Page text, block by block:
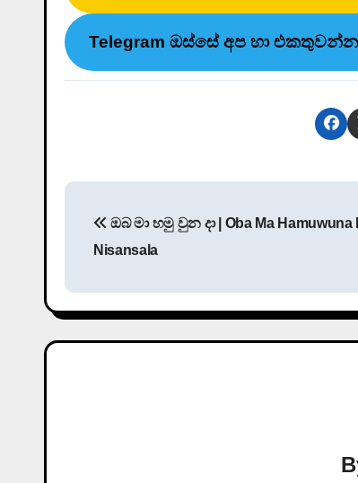
Telegram ඔස්සේ අප හා එකතුවන්න
t
n
ඔබ මා හමු වුන දා | Oba Ma Hamuwuna
Nisansala